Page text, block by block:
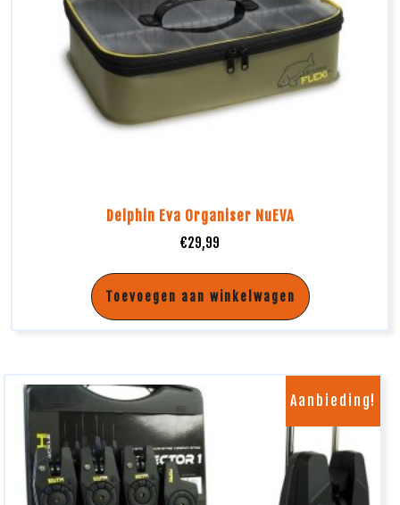
Delphin Eva Organiser NuEVA
€29,99
Toevoegen aan winkelwagen
Aanbieding!